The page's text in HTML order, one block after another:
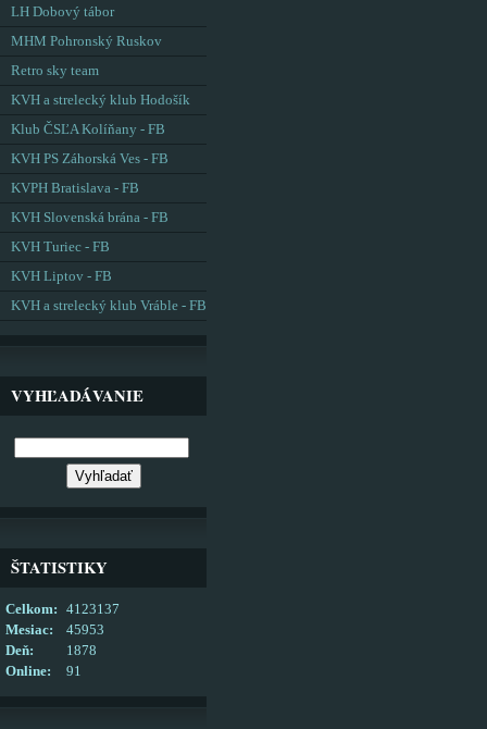
LH Dobový tábor
MHM Pohronský Ruskov
Retro sky team
KVH a strelecký klub Hodošík
Klub ČSĽA Kolíňany - FB
KVH PS Záhorská Ves - FB
KVPH Bratislava - FB
KVH Slovenská brána - FB
KVH Turiec - FB
KVH Liptov - FB
KVH a strelecký klub Vráble - FB
VYHĽADÁVANIE
ŠTATISTIKY
Online: 91
Celkom:
4123137
Mesiac:
45953
Deň:
1878